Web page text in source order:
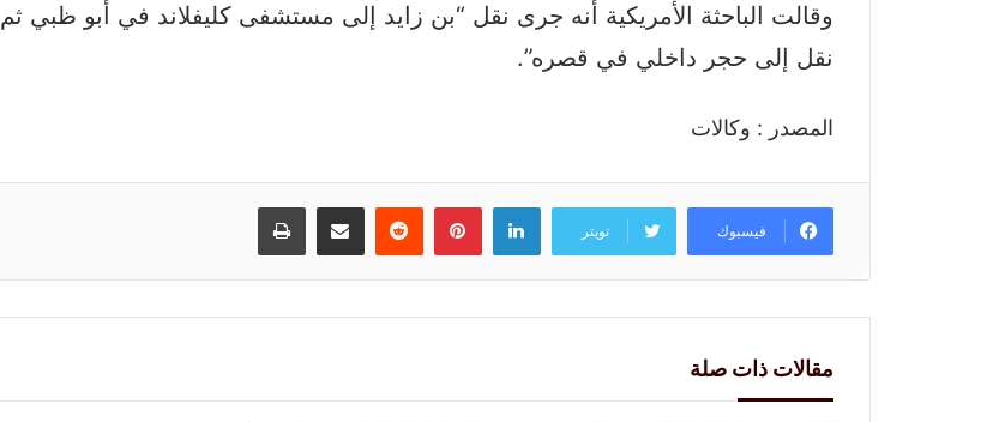
وقالت الباحثة الأمريكية أنه جرى نقل “بن زايد إلى مستشفى كليفلاند في أبو ظبي ثم
نقل إلى حجر داخلي في قصره”.
المصدر : وكالات
فيسبوك تويتر
لينكدإنبينتيريست
‏Reddit مشاركة عبر البريد طباعة
مقالات ذات صلة